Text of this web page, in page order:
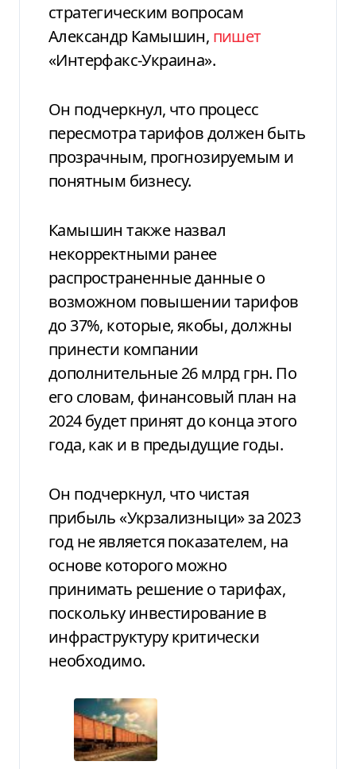
стратегическим вопросам
Александр Камышин, пишет
«Интерфакс-Украина».
Он подчеркнул, что процесс
пересмотра тарифов должен быть
прозрачным, прогнозируемым и
понятным бизнесу.
Камышин также назвал
некорректными ранее
распространенные данные о
возможном повышении тарифов
до 37%, которые, якобы, должны
принести компании
дополнительные 26 млрд грн. По
его словам, финансовый план на
2024 будет принят до конца этого
года, как и в предыдущие годы.
Он подчеркнул, что чистая
прибыль «Укрзализныци» за 2023
год не является показателем, на
основе которого можно
принимать решение о тарифах,
поскольку инвестирование в
инфраструктуру критически
необходимо.